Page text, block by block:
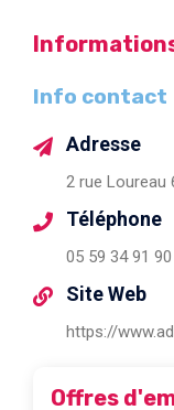
Info contact
Adresse
2 rue Loureau
Téléphone
05 59 34 91 90
Site Web
https://
Offres